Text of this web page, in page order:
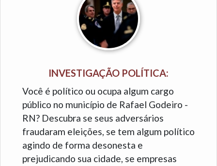
INVESTIGAÇÃO POLÍTICA:
Você é político ou ocupa algum cargo
público no município de Rafael Godeiro -
RN? Descubra se seus adversários
fraudaram eleições, se tem algum político
agindo de forma desonesta e
prejudicando sua cidade, se empresas